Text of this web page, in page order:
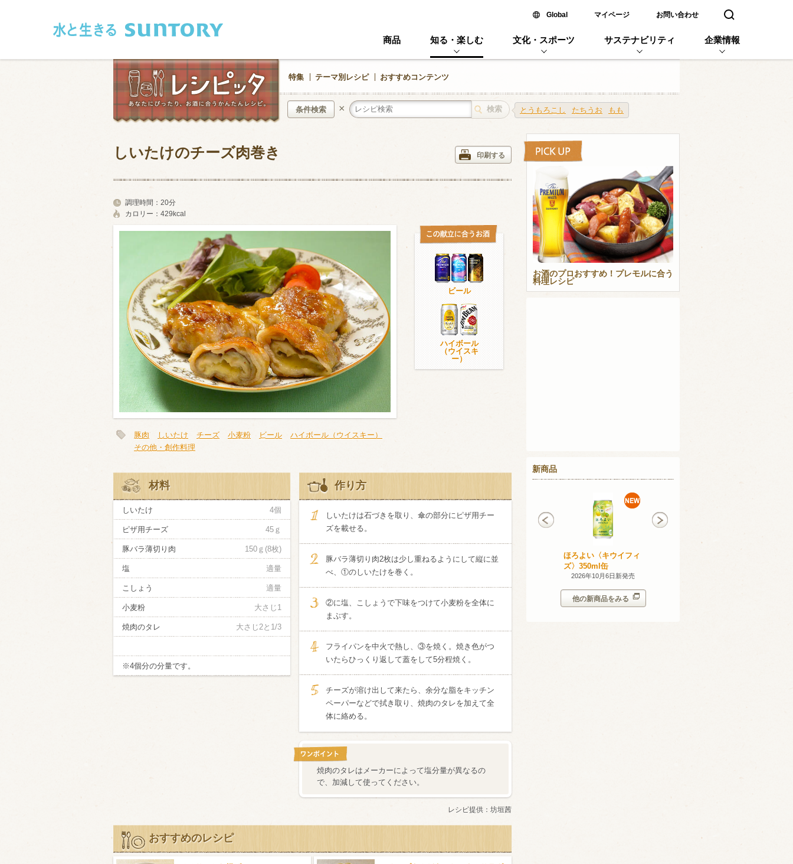
Global新しいウィンドウで開く
マイページ お問い合わせ 検索窓を開く
商品 知る・楽しむ 文化・スポーツ サステナビリティ 企業情報
特集 テーマ別レシピ おすすめコンテンツ
とうもろこし たちうお もも
条件検索 ×
和食 洋食 イタリアン
豆腐・豆類 くだもの
お米・麺
類・穀物
その他
ビール ハイボール（ウイスキー） ウイスキー・ブランデー 焼酎
赤ワイン 白ワイン
検索
しいたけのチーズ肉巻き 印刷する
調理時間： 20分
カロリー： 429kcal
ビール
ハイボール
（ウイスキ
ー）
豚肉 しいたけ チーズ 小麦粉 ビール
ハイボール（ウイスキー）
その他・創作料理
材料
しいたけ 4個
ピザ用チーズ 45ｇ
豚バラ薄切り肉 150ｇ(8枚)
塩 適量
こしょう 適量
小麦粉 大さじ1
焼肉のタレ 大さじ2と1/3
※4個分の分量です。
作り方
しいたけは石づきを取り、傘の部分にピザ用チー
ズを載せる。
豚バラ薄切り肉2枚は少し重ねるようにして縦に並
べ、①のしいたけを巻く。
②に塩、こしょうで下味をつけて小麦粉を全体に
まぶす。
フライパンを中火で熱し、③を焼く。焼き色がつ
いたらひっくり返して蓋をして5分程焼く。
チーズが溶け出して来たら、余分な脂をキッチン
ペーパーなどで拭き取り、焼肉のタレを加えて全
体に絡める。
焼肉のタレはメーカーによって塩分量が異なるの
で、加減して使ってください。
レシピ提供： 坊垣茜
おすすめのレシピ
お酒のプロおすすめ！プレモルに合う
料理レシピ
新商品
ほろよい〈キウイフィ
ズ〉350ml缶
2026年10月6日新発売
酸化防止剤無添加のお
サー＆レモン〉350ml
缶
他の新商品をみる